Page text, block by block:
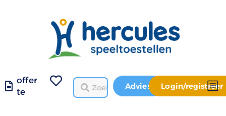
offer
te
Advies Login/registreer